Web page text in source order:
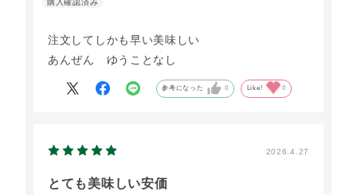
注文してしかも早い美味しい
あんぜん ゆうことなし
参考になった 0 Like! 0
2026.4.27
とても美味しい安価